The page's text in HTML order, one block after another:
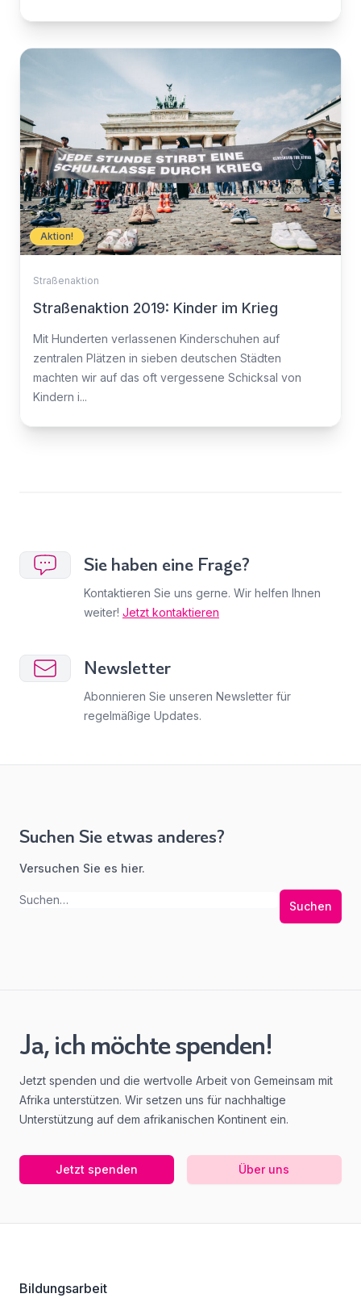
Aktion!
Straßenaktion
Straßenaktion 2019: Kinder im Krieg
Mit Hunderten verlassenen Kinderschuhen auf
zentralen Plätzen in sieben deutschen Städten
machten wir auf das oft vergessene Schicksal von
Kindern i...
Sie haben eine Frage?
Kontaktieren Sie uns gerne. Wir helfen Ihnen
weiter! Jetzt kontaktieren
Newsletter
Abonnieren Sie unseren Newsletter für
regelmäßige Updates.
Suchen Sie etwas anderes?
Versuchen Sie es hier.
Suchen
Ja, ich möchte spenden!
Jetzt spenden und die wertvolle Arbeit von Gemeinsam mit
Afrika unterstützen. Wir setzen uns für nachhaltige
Unterstützung auf dem afrikanischen Kontinent ein.
Jetzt spenden Über uns
Bildungsarbeit